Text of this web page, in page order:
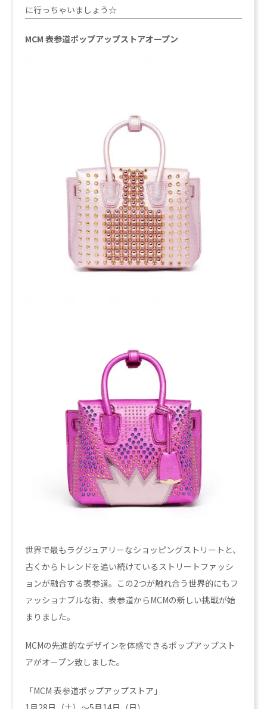
に行っちゃいましょう☆
MCM 表参道ポップアップストアオープン
世界で最もラグジュアリーなショッピングストリートと、
古くからトレンドを追い続けているストリートファッシ
ョンが融合する表参道。この2つが触れ合う世界的にもフ
ァッショナブルな街、表参道からMCMの新しい挑戦が始
まりました。
MCMの先進的なデザインを体感できるポップアップスト
アがオープン致しました。
「MCM 表参道ポップアップストア」